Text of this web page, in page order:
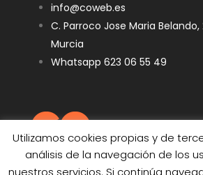
info@coweb.es
C. Parroco Jose Maria Belando,
Murcia
Whatsapp 623 06 55 49
Utilizamos cookies propias y de
análisis de la navegación de los
nuestros servicios. Si continúa